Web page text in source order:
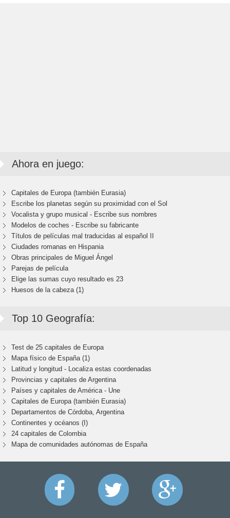
Ahora en juego:
Capitales de Europa (también Eurasia)
Escribe los planetas según su proximidad con el Sol
Vocalista y grupo musical - Escribe sus nombres
Modelos de coches - Escribe su fabricante
Títulos de películas mal traducidas al español II
Ciudades romanas en Hispania
Obras principales de Miguel Ángel
Parejas de película
Elige las sumas cuyo resultado es 23
Huesos de la cabeza (1)
Top 10 Geografía:
Test de 25 capitales de Europa
Mapa físico de España (1)
Latitud y longitud - Localiza estas coordenadas
Provincias y capitales de Argentina
Países y capitales de América - Une
Capitales de Europa (también Eurasia)
Departamentos de Córdoba, Argentina
Continentes y océanos (I)
24 capitales de Colombia
Mapa de comunidades autónomas de España